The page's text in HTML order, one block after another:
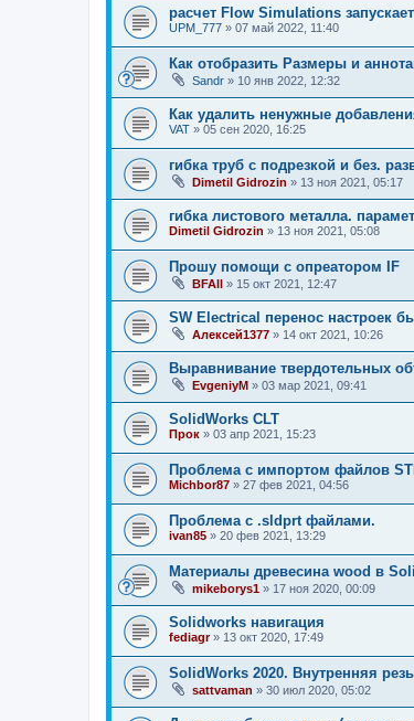
расчет Flow Simulations
UPM_777 » 07 май 2022, 11:40
Как отобразить Размеры и
Sandr » 10 янв 2022, 12:32
Как удалить ненужные
VAT » 05 сен 2020, 16:25
гибка труб с подрезкой и без.
Dimetil Gidrozin » 13 ноя 2021, 05:17
гибка листового металла.
Dimetil Gidrozin » 13 ноя 2021, 05:08
Прошу помощи с опреатором IF
BFAll » 15 окт 2021, 12:47
SW Electrical перенос настроек
Алексей1377 » 14 окт 2021, 10:26
Выравнивание твердотельных
EvgeniyM » 03 мар 2021, 09:41
SolidWorks CLT
Прок » 03 апр 2021, 15:23
Проблема с импортом файлов
Michbor87 » 27 фев 2021, 04:56
Проблема c .sldprt файлами.
ivan85 » 20 фев 2021, 13:29
Материалы древесина wood в
mikeborys1 » 17 ноя 2020, 00:09
Solidworks навигация
fediagr» 13 окт 2020, 17:49
SolidWorks 2020. Внутренняя
sattvaman » 30 июл 2020, 05:02